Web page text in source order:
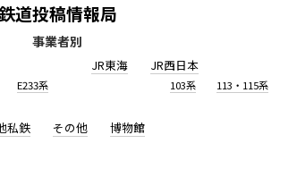
道投稿情報局
事業者別
E233系
JR東海 JR西日本
103系 113・115系
私鉄 その他 博物館